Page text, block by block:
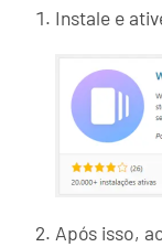
Instale e
Após isso,